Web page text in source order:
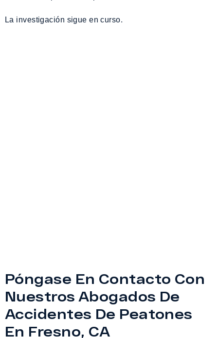
La investigación sigue en curso.
Póngase En Contacto Con
Nuestros Abogados De
Accidentes De Peatones
En Fresno, CA